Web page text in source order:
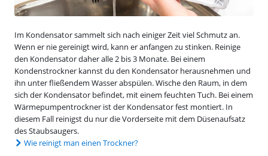
Im Kondensator sammelt sich nach einiger Zeit viel Schmutz an.
Wenn er nie gereinigt wird, kann er anfangen zu stinken. Reinige
den Kondensator daher alle 2 bis 3 Monate. Bei einem
Kondenstrockner kannst du den Kondensator herausnehmen und
ihn unter fließendem Wasser abspülen. Wische den Raum, in dem
sich der Kondensator befindet, mit einem feuchten Tuch. Bei einem
Wärmepumpentrockner ist der Kondensator fest montiert. In
diesem Fall reinigst du nur die Vorderseite mit dem Düsenaufsatz
des Staubsaugers.
Wie reinigt man einen Trockner?